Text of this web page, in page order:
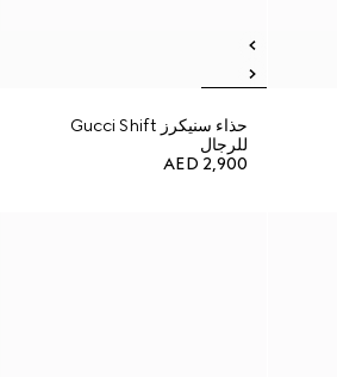
حذاء سنيكرز Gucci Shift
للرجال
AED 2,900